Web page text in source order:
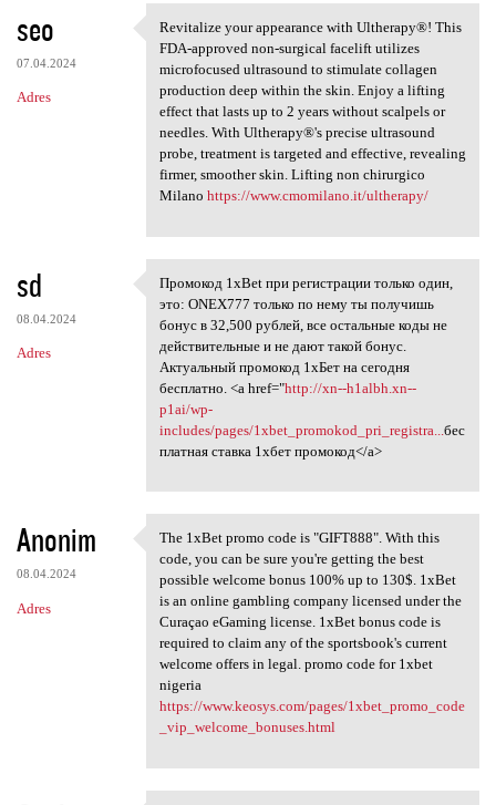
seo
07.04.2024
Adres
Revitalize your appearance
Revitalize your appearance with Ultherapy®! This
FDA-approved non-surgical facelift utilizes
microfocused ultrasound to stimulate collagen
production deep within the skin. Enjoy a lifting
effect that lasts up to 2 years without scalpels or
needles. With Ultherapy®'s precise ultrasound
probe, treatment is targeted and effective, revealing
firmer, smoother skin. Lifting non chirurgico
Milano https://www.cmomilano.it/ultherapy/
sd
08.04.2024
Adres
Промокод 1xBet при
Промокод 1xBet при регистрации только один,
это: ONEX777 только по нему ты получишь
бонус в 32,500 рублей, все остальные коды не
действительные и не дают такой бонус.
Актуальный промокод 1хБет на сегодня
бесплатно. <a href="http://xn--h1albh.xn--
p1ai/wp-
includes/pages/1xbet_promokod_pri_registra... бес
платная ставка 1хбет промокод</a>
Anonim
08.04.2024
Adres
The 1xBet promo code is
The 1xBet promo code is "GIFT888". With this
code, you can be sure you're getting the best
possible welcome bonus 100% up to 130$. 1xBet
is an online gambling company licensed under the
Curaçao eGaming license. 1xBet bonus code is
required to claim any of the sportsbook's current
welcome offers in legal. promo code for 1xbet
nigeria
https://www.keosys.com/pages/1xbet_promo_code
_vip_welcome_bonuses.html